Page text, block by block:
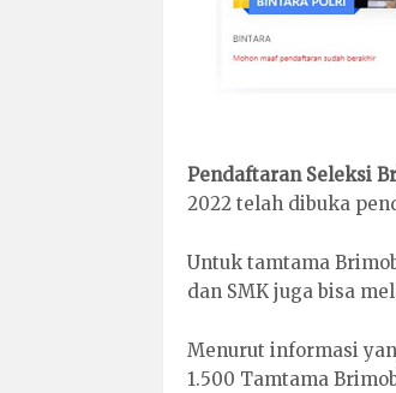
Pendaftaran Seleksi
2022 telah dibuka
Untuk tamtama
dan SMK juga bisa
Menurut informasi
1.500 Tamtama